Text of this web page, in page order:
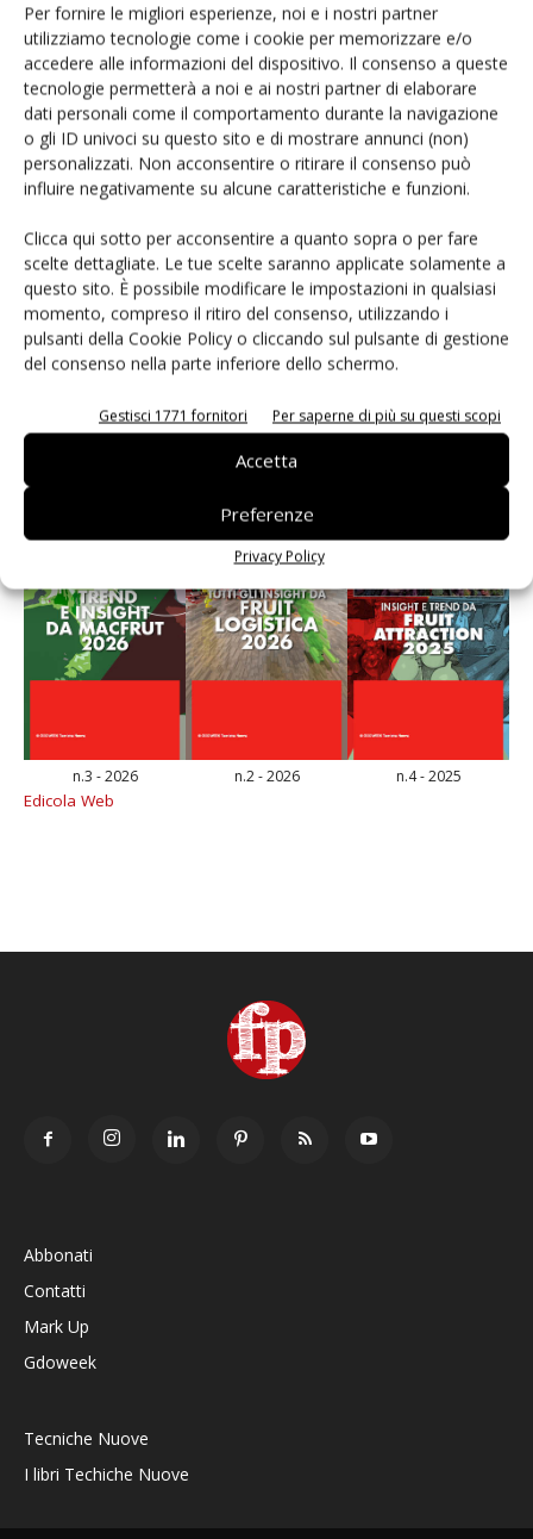
Per fornire le migliori esperienze, noi e i nostri partner
utilizziamo tecnologie come i cookie per memorizzare e/o
accedere alle informazioni del dispositivo. Il consenso a queste
tecnologie permetterà a noi e ai nostri partner di elaborare
dati personali come il comportamento durante la navigazione
o gli ID univoci su questo sito e di mostrare annunci (non)
personalizzati. Non acconsentire o ritirare il consenso può
influire negativamente su alcune caratteristiche e funzioni.
Clicca qui sotto per acconsentire a quanto sopra o per fare
scelte dettagliate. Le tue scelte saranno applicate solamente a
questo sito. È possibile modificare le impostazioni in qualsiasi
momento, compreso il ritiro del consenso, utilizzando i
pulsanti della Cookie Policy o cliccando sul pulsante di gestione
del consenso nella parte inferiore dello schermo.
Gestisci 1771 fornitori Per saperne di più su questi scopi
Accetta
Preferenze
Privacy Policy
L’ortofrutta di Extra Supermercati tra localismo e
Ai #Repartofresh
Andamento prezzi ortofrutta in Italia al 27 luglio
2026
Leonardo Odorizzi: “Dobbiamo creare stupore nel
punto di vendita” #vocidellortofrutta
n.3 - 2026 n.2 - 2026 n.4 - 2025
Edicola Web
Abbonati
Contatti
Mark Up
Gdoweek
Tecniche Nuove
I libri Techiche Nuove